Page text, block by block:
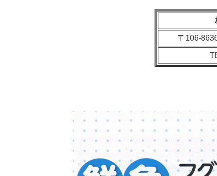
〒106-